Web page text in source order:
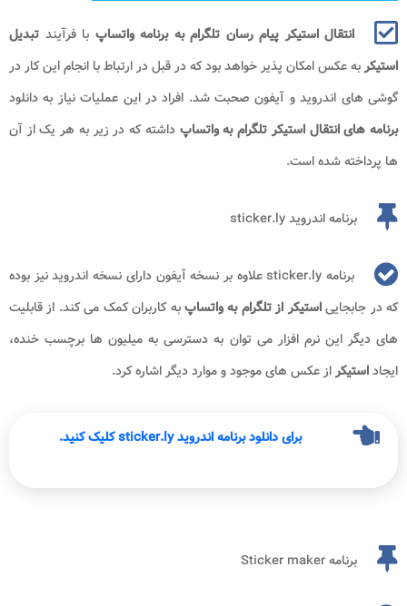
انتقال استیکر پیام رسان تلگرام به برنامه واتساپ با فرآیند تبدیل
استیکربه عکس امکان پذیر خواهد بود که در قبل در ارتباط با انجام این کار در
گوشی های اندروید و آیفون صحبت شد. افراد در این عملیات نیاز به دانلود
برنامه های انتقال استیکر تلگرام به واتساپ داشته که در زیر به هر یک از آن
ها پرداخته شده است.
برنامه اندروید sticker.ly
برنامه sticker.ly علاوه بر نسخه آیفون دارای نسخه اندروید نیز بوده
که در جابجاییاستیکر از تلگرام به واتساپبه کاربران کمک می کند. از قابلیت
های دیگر این نرم افزار می توان به دسترسی به میلیون ها برچسب خنده،
ایجاداستیکراز عکس های موجود و موارد دیگر اشاره کرد.
برای دانلود برنامه اندروید sticker.ly کلیک کنید.
برنامه Sticker maker